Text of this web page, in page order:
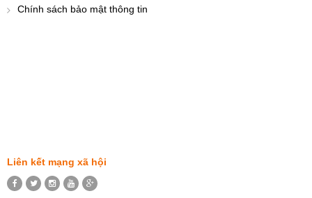
Chính sách bảo mật thông tin
Liên kết mạng xã hội